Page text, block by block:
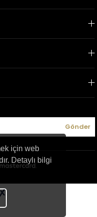
için web
Detaylı bilgi
Gönder